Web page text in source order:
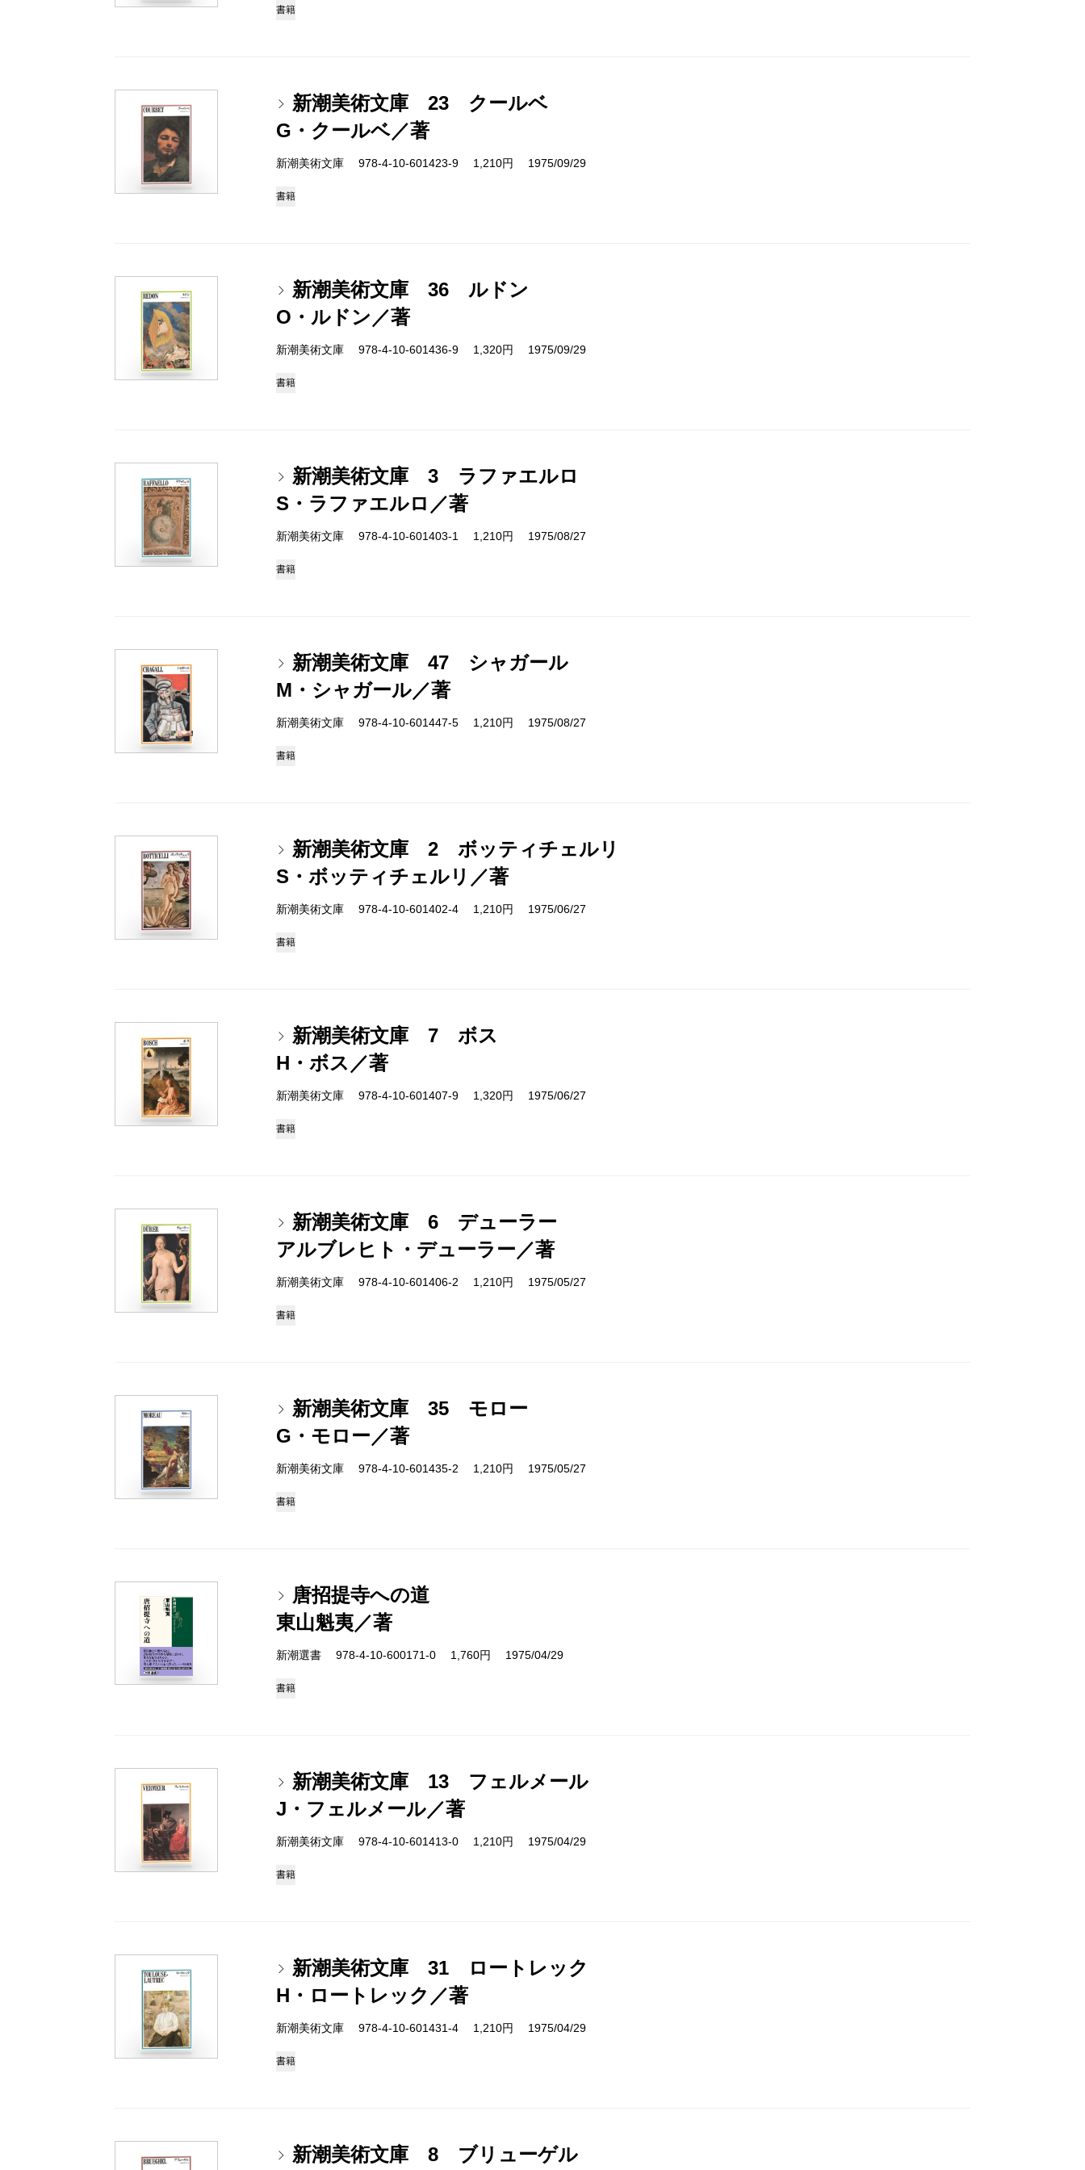
書籍
新潮美術文庫 23 クールベ
G・クールベ／著
新潮美術文庫 978-4-10-601423-9 1,210円 1975/09/29
書籍
新潮美術文庫 36 ルドン
O・ルドン／著
新潮美術文庫 978-4-10-601436-9 1,320円 1975/09/29
書籍
新潮美術文庫 3 ラファエルロ
S・ラファエルロ／著
新潮美術文庫 978-4-10-601403-1 1,210円 1975/08/27
書籍
新潮美術文庫 47 シャガール
M・シャガール／著
新潮美術文庫 978-4-10-601447-5 1,210円 1975/08/27
書籍
新潮美術文庫 2 ボッティチェルリ
S・ボッティチェルリ／著
新潮美術文庫 978-4-10-601402-4 1,210円 1975/06/27
書籍
新潮美術文庫 7 ボス
H・ボス／著
新潮美術文庫 978-4-10-601407-9 1,320円 1975/06/27
書籍
新潮美術文庫 6 デューラー
アルブレヒト・デューラー／著
新潮美術文庫 978-4-10-601406-2 1,210円 1975/05/27
書籍
新潮美術文庫 35 モロー
G・モロー／著
新潮美術文庫 978-4-10-601435-2 1,210円 1975/05/27
書籍
唐招提寺への道
東山魁夷／著
新潮選書 978-4-10-600171-0 1,760円 1975/04/29
書籍
新潮美術文庫 13 フェルメール
J・フェルメール／著
新潮美術文庫 978-4-10-601413-0 1,210円 1975/04/29
書籍
新潮美術文庫 31 ロートレック
H・ロートレック／著
新潮美術文庫 978-4-10-601431-4 1,210円 1975/04/29
書籍
新潮美術文庫 8 ブリューゲル